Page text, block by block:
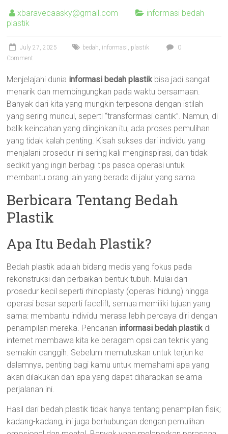
xbaravecaasky@gmail.com
informasi bedah
plastik
July 27, 2025 bedah, informasi, plastik
0
Comment
Menjelajahi dunia informasi bedah plastikbisa jadi sangat
menarik dan membingungkan pada waktu bersamaan.
Banyak dari kita yang mungkin terpesona dengan istilah
yang sering muncul, seperti “transformasi cantik”. Namun, di
balik keindahan yang diinginkan itu, ada proses pemulihan
yang tidak kalah penting. Kisah sukses dari individu yang
menjalani prosedur ini sering kali menginspirasi, dan tidak
sedikit yang ingin berbagi tips pasca operasi untuk
membantu orang lain yang berada di jalur yang sama.
Berbicara Tentang Bedah
Plastik
Apa Itu Bedah Plastik?
Bedah plastik adalah bidang medis yang fokus pada
rekonstruksi dan perbaikan bentuk tubuh. Mulai dari
prosedur kecil seperti rhinoplasty (operasi hidung) hingga
operasi besar seperti facelift, semua memiliki tujuan yang
sama: membantu individu merasa lebih percaya diri dengan
penampilan mereka. Pencarian informasi bedah plastikdi
internet membawa kita ke beragam opsi dan teknik yang
semakin canggih. Sebelum memutuskan untuk terjun ke
dalamnya, penting bagi kamu untuk memahami apa yang
akan dilakukan dan apa yang dapat diharapkan selama
perjalanan ini.
Hasil dari bedah plastik tidak hanya tentang penampilan fisik;
kadang-kadang, ini juga berhubungan dengan pemulihan